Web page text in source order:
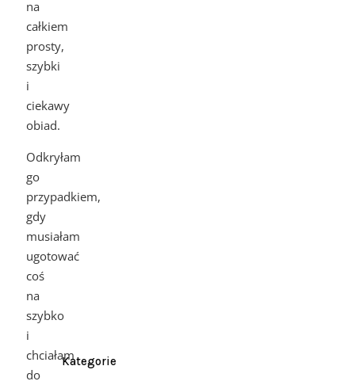
na
całkiem
prosty,
szybki
i
ciekawy
obiad.
Odkryłam
go
przypadkiem,
gdy
musiałam
ugotować
coś
na
szybko
i
chciałam
do
Kategorie